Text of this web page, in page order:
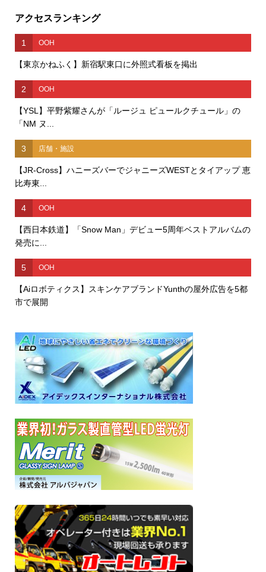
アクセスランキング
1 OOH
【東京かねふく】新宿駅東口に外照式看板を掲出
2 OOH
【YSL】平野紫耀さんが「ルージュ ピュールクチュール」の
「NM ヌ...
3 店舗・施設
【JR-Cross】ハニーズバーでジャニーズWESTとタイアップ 恵
比寿東...
4 OOH
【西日本鉄道】「Snow Man」デビュー5周年ベストアルバムの
発売に...
5 OOH
【Aiロボティクス】スキンケアブランドYunthの屋外広告を5都
市で展開